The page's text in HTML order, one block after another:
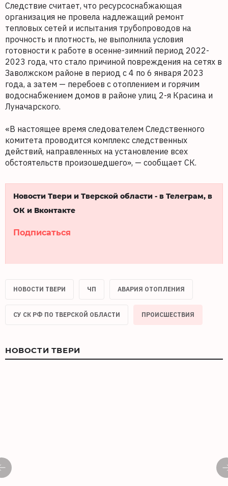
Следствие считает, что ресурсоснабжающая
организация не провела надлежащий ремонт
тепловых сетей и испытания трубопроводов на
прочность и плотность, не выполнила условия
готовности к работе в осенне-зимний период 2022-
2023 года, что стало причиной повреждения на сетях в
Заволжском районе в период с 4 по 6 января 2023
года, а затем — перебоев с отоплением и горячим
водоснабжением домов в районе улиц 2-я Красина и
Луначарского.
«В настоящее время следователем Следственного
комитета проводится комплекс следственных
действий, направленных на установление всех
обстоятельств произошедшего», — сообщает СК.
Новости Твери и Тверской области - в Телеграм, в
ОК и Вконтакте
Подписаться
НОВОСТИ ТВЕРИ ЧП АВАРИЯ ОТОПЛЕНИЯ
СУ СК РФ ПО ТВЕРСКОЙ ОБЛАСТИ ПРОИСШЕСТВИЯ
НОВОСТИ ТВЕРИ